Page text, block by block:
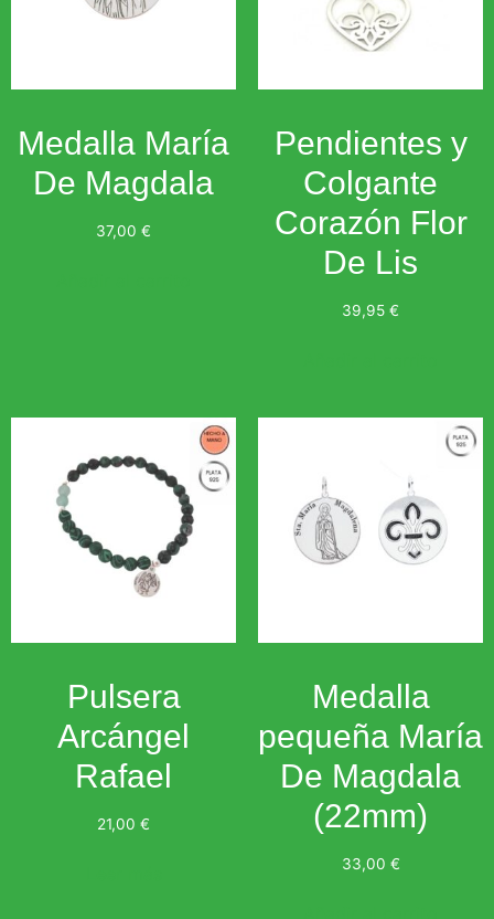
Medalla María
De Magdala
37,00 €
Pendientes y
Colgante
Corazón Flor
De Lis
39,95 €
Pulsera
Arcángel
Rafael
21,00 €
Medalla
pequeña María
De Magdala
(22mm)
33,00 €